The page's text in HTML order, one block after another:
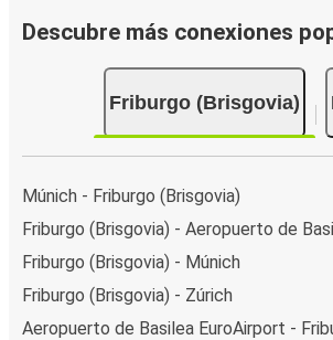
Descubre más conexiones
Friburgo (Brisgovia)
Múnich - Friburgo (Brisgovia)
Friburgo (Brisgovia) - Aeropuerto de
Friburgo (Brisgovia) - Múnich
Friburgo (Brisgovia) - Zúrich
Aeropuerto de Basilea EuroAirport -